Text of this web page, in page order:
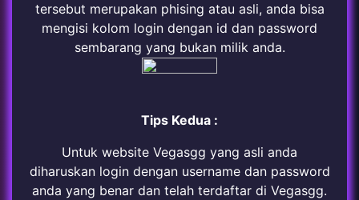
tersebut merupakan phising atau asli, anda bisa
mengisi kolom login dengan id dan password
sembarang yang bukan milik anda.
Tips Kedua :
Untuk website Vegasgg yang asli anda
diharuskan login dengan username dan password
anda yang benar dan telah terdaftar di Vegasgg.